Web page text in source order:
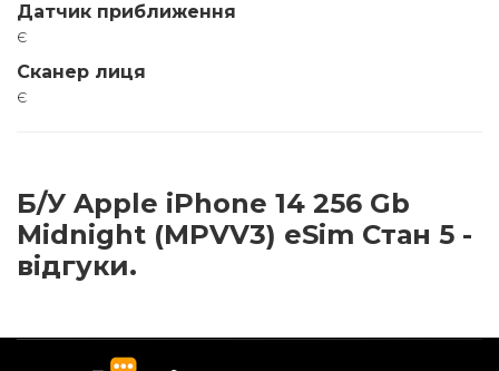
Датчик приближення
є
Сканер лиця
є
Б/У Apple iPhone 14 256 Gb
Midnight (MPVV3) eSim Стан 5 -
відгуки.